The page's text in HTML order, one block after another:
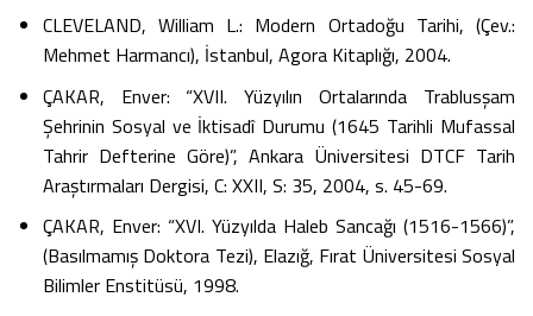
CLEVELAND, William L.: Modern Ortadoğu Tarihi, (Çev.:
Mehmet Harmancı), İstanbul, Agora Kitaplığı, 2004.
ÇAKAR, Enver: “XVII. Yüzyılın Ortalarında Trablusşam
Şehrinin Sosyal ve İktisadî Durumu (1645 Tarihli Mufassal
Tahrir Defterine Göre)”, Ankara Üniversitesi DTCF Tarih
Araştırmaları Dergisi, C: XXII, S: 35, 2004, s. 45-69.
ÇAKAR, Enver: “XVI. Yüzyılda Haleb Sancağı (1516-1566)”,
(Basılmamış Doktora Tezi), Elazığ, Fırat Üniversitesi Sosyal
Bilimler Enstitüsü, 1998.